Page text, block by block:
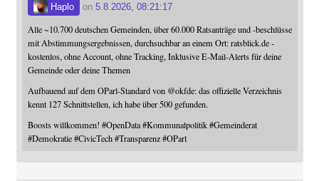
Haplo on 5.8.2026, 08:21:17
Alle ~10.700 deutschen Gemeinden, über 60.000 Ratsanträge und -beschlüsse
mit Abstimmungsergebnissen, durchsuchbar an einem Ort: ratsblick.de -
kostenlos, ohne Account, ohne Tracking, Inklusive E-Mail-Alerts für deine
Gemeinde oder deine Themen
Aufbauend auf dem OParl-Standard von @okfde: das offizielle Verzeichnis
kennt 127 Schnittstellen, ich habe über 500 gefunden.
Boosts willkommen! #OpenData #Kommunalpolitik #Gemeinderat
#Demokratie #CivicTech #Transparenz #OParl